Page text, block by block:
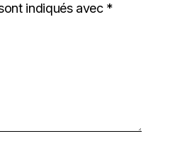
indiqués avec *